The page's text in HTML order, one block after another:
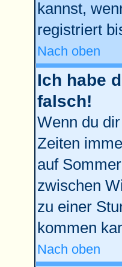
kannst,
registriert
Nach oben
Ich habe
falsch!
Wenn du
Zeiten
auf
zwischen
zu einer
kommen
Nach oben